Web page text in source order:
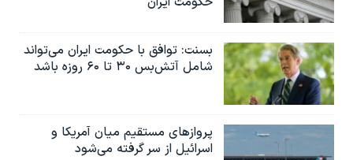
بسنت: توافق با حکومت ایران می‌تواند
شامل آتش‌بس ۳۰ تا ۶۰ روزه باشد
پروازهای مستقیم میان آمریکا و
اسرائیل از سر گرفته می‌شود